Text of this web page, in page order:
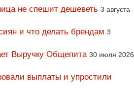
не спешит дешеветь 3 августа
и что делать брендам 3
Выручку Общепита 30 июля 2026
выплаты и упростили